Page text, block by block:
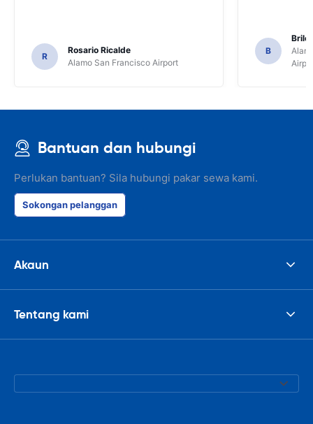
R
Rosario Ricalde
Alamo San Francisco Airport
B
Bantuan dan hubungi
Perlukan bantuan? Sila hubungi pakar sewa kami.
Sokongan pelanggan
Akaun
Tentang kami